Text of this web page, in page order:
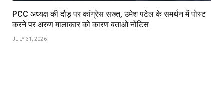
PCC अध्यक्ष की दौड़ पर कांग्रेस सख्त, उमेश पटेल के समर्थन में पोस्ट
करने पर अरुण मालाकार को कारण बताओ नोटिस
JULY 31, 2026